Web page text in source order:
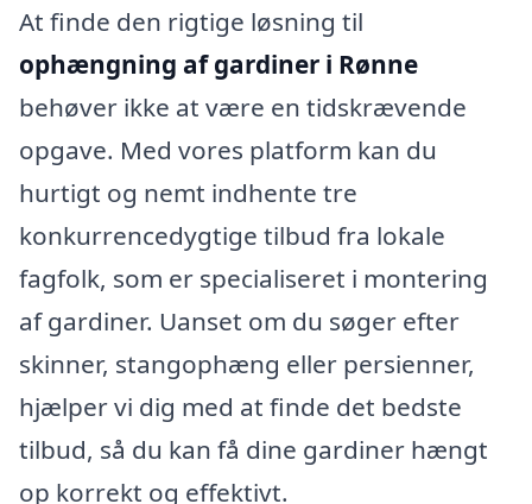
At finde den rigtige løsning til
ophængning af gardiner i Rønne
behøver ikke at være en tidskrævende
opgave. Med vores platform kan du
hurtigt og nemt indhente tre
konkurrencedygtige tilbud fra lokale
fagfolk, som er specialiseret i montering
af gardiner. Uanset om du søger efter
skinner, stangophæng eller persienner,
hjælper vi dig med at finde det bedste
tilbud, så du kan få dine gardiner hængt
op korrekt og effektivt.